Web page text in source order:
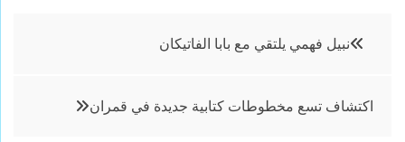
تصفّحنبيل فهمي يلتقي مع بابا الفاتيكان
اكتشاف تسع مخطوطات كتابية جديدة في قمران